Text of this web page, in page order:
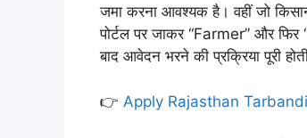
जमा करना आवश्यक है। वहीं जो
पोर्टल पर जाकर “Farmer” और
बाद आवेदन भरने की प्रक्रिया पूरी
👉 Apply Rajasthan